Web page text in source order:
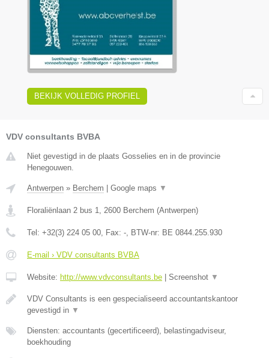
BEKIJK VOLLEDIG PROFIEL
VDV consultants BVBA
Niet gevestigd in de plaats Gosselies en in de provincie
Henegouwen.
Antwerpen » Berchem Google maps ▼
Floraliënlaan 2 bus 1 2600 Berchem (Antwerpen)
Tel: +32(3) 224 05 00 , Fax: - , BTW-nr: BE 0844.255.930
E-mail › VDV consultants BVBA
Website: http://www.vdvconsultants.be Screenshot ▼
VDV Consultants is een gespecialiseerd accountantskantoor
gevestigd in ▼
Diensten: accountants (gecertificeerd), belastingadviseur,
boekhouding